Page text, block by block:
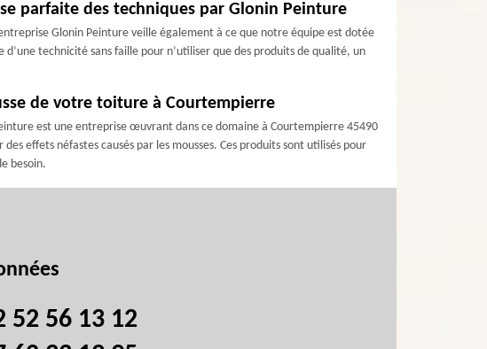
parfaite des techniques par Glonin Peinture
Glonin Peinture veille également à ce que notre équipe est dotée
technicité sans faille pour n’utiliser que des produits de qualité, un
de votre toiture à Courtempierre
est une entreprise œuvrant dans ce domaine à Courtempierre 45490
effets néfastes causés par les mousses. Ces produits sont utilisés pour
besoin.
52 56 13 12